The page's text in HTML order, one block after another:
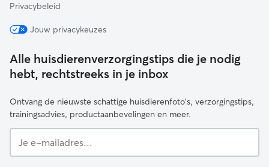
Privacybeleid
Jouw privacykeuzes
Alle huisdierenverzorgingstips die je nodig
hebt, rechtstreeks in je inbox
Ontvang de nieuwste schattige huisdierenfoto's, verzorgingstips,
trainingsadvies, productaanbevelingen en meer.
e-